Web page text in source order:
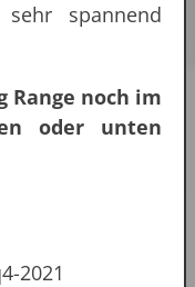
spannend
Range noch im
oder unten